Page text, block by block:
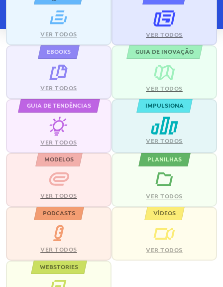
VER TODOS VER TODOS
EBOOKS
VER TODOS
GUIA DE INOVAÇÃO
VER TODOS
GUIA DE TENDÊNCIAS
VER TODOS
IMPULSIONA
VER TODOS
MODELOS
VER TODOS
PLANILHAS
VER TODOS
PODCASTS
VER TODOS
VÍDEOS
VER TODOS
WEBSTORIES